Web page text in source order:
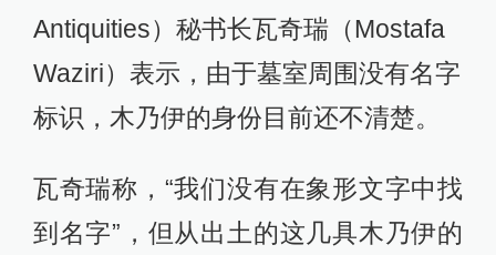
Antiquities）秘书长瓦奇瑞（Mostafa
Waziri）表示，由于墓室周围没有名字
标识，木乃伊的身份目前还不清楚。
瓦奇瑞称，“我们没有在象形文字中找
到名字”，但从出土的这几具木乃伊的